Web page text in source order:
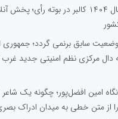
صورت‌های مالی سال ۱۴۰۴ کالبر در بوته
وضعیت سابق برنمی گردد؛ جمهوری
به دال مرکزی نظم امنیتی جدید
امین افضل‌پور؛ چگونه یک شاعر
از متن خطی به میدان ادراک